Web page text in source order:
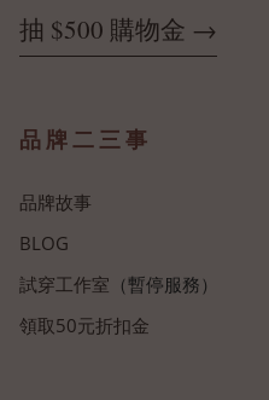
抽 $500 購物金 →
品牌二三事
品牌故事
BLOG
試穿工作室 （暫停服務）
領取50元折扣金